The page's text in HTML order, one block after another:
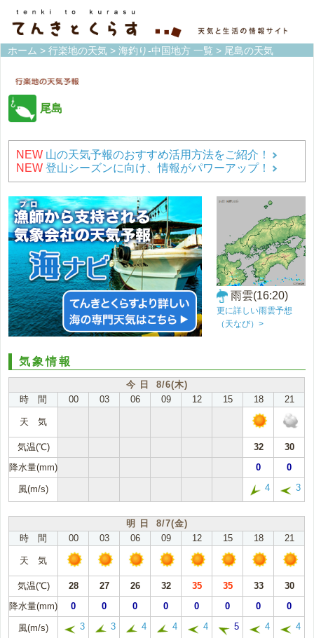
ホーム > 行楽地の天気 > 海釣り-中国地方 一覧 > 尾島の天気
尾島
NEW 山の天気予報のおすすめ活用方法をご紹介！
NEW 登山シーズンに向け、情報がパワーアップ！
雨雲(16:20)
更に詳しい雨雲予想
（天なび）>
気象情報
今 日 8/6(木)
時 間
00 03 06 09 12 15 18 21
天 気
気温(℃) 32
30
降水量(mm)
0 0
風(m/s) 4 3
明 日 8/7(金)
時 間
00 03 06 09 12 15 18 21
天 気
気温(℃) 28 27 26 32 35 35 33
30
降水量(mm)
0 0 0 0 0 0 0 0
風(m/s) 3 3 4 4 4 5 4 4